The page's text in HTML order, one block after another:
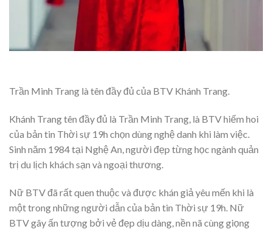
Trần Minh Trang là tên đầy đủ của BTV Khánh Trang.
Khánh Trang tên đầy đủ là Trần Minh Trang, là BTV hiếm hoi
của bản tin Thời sự 19h chọn dùng nghệ danh khi làm việc.
Sinh năm 1984 tại Nghệ An, người đẹp từng học ngành quản
trị du lịch khách sạn và ngoại thương.
Nữ BTV đã rất quen thuộc và được khán giả yêu mến khi là
một trong những người dẫn của bản tin Thời sự 19h. Nữ
BTV gây ấn tượng bởi vẻ đẹp dịu dàng, nền nã cùng giọng